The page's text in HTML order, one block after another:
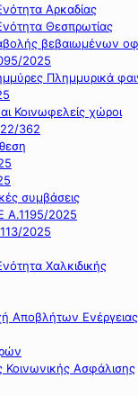
Αρκαδίας
Θεσπρωτίας
βεβαιωμένων
2025
Πλημμυρικά
Κοινωφελείς χώροι
362
συμβάσεις
2025
2025
Χαλκιδικής
Αποβλήτων
Κοινωνικής Ασφάλισης